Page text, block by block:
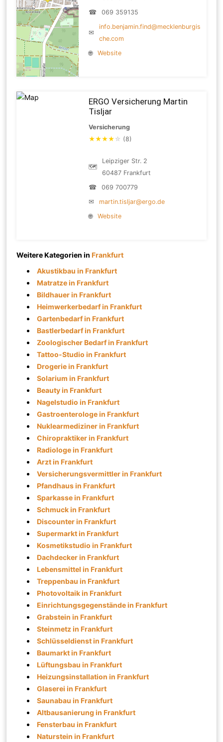
☎
069 359135
✉
info.benjamin.find@mecklenburgis
che.com
🌐
Website
ERGO Versicherung Martin
Tisljar
Versicherung
★★★★ ☆ (8)
🗺
Leipziger Str. 2
60487 Frankfurt
☎
069 700779
✉
martin.tisljar@ergo.de
🌐
Website
Weitere Kategorien inFrankfurt
Akustikbau in Frankfurt
Matratze in Frankfurt
Bildhauer in Frankfurt
Heimwerkerbedarf in Frankfurt
Gartenbedarf in Frankfurt
Bastlerbedarf in Frankfurt
Zoologischer Bedarf in Frankfurt
Tattoo-Studio in Frankfurt
Drogerie in Frankfurt
Solarium in Frankfurt
Beauty in Frankfurt
Nagelstudio in Frankfurt
Gastroenterologe in Frankfurt
Nuklearmediziner in Frankfurt
Chiropraktiker in Frankfurt
Radiologe in Frankfurt
Arzt in Frankfurt
Versicherungsvermittler in Frankfurt
Pfandhaus in Frankfurt
Sparkasse in Frankfurt
Schmuck in Frankfurt
Discounter in Frankfurt
Supermarkt in Frankfurt
Kosmetikstudio in Frankfurt
Dachdecker in Frankfurt
Lebensmittel in Frankfurt
Treppenbau in Frankfurt
Photovoltaik in Frankfurt
Einrichtungsgegenstände in Frankfurt
Grabstein in Frankfurt
Steinmetz in Frankfurt
Schlüsseldienst in Frankfurt
Baumarkt in Frankfurt
Lüftungsbau in Frankfurt
Heizungsinstallation in Frankfurt
Glaserei in Frankfurt
Saunabau in Frankfurt
Altbausanierung in Frankfurt
Fensterbau in Frankfurt
Naturstein in Frankfurt